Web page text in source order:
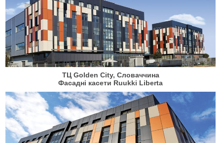
ТЦ Golden City, Словаччина
Фасадні касети Ruukki Liberta